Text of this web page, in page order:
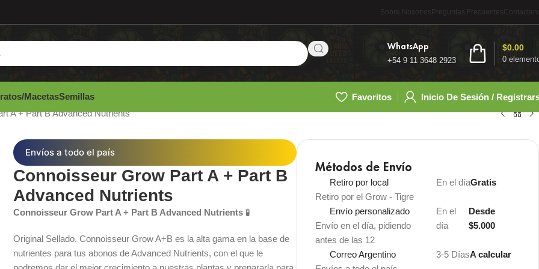
Sobre Nosotros Preguntas Frecuentes
WhatsApp
+54 9 11 3648 2923 0
$0.00
MacetasSemillas Favoritos
Inicio De Sesión /
A + Part B Advanced Nutrients
Envíos a todo el país
Connoisseur Grow Part A + Part B
Advanced Nutrients
Connoisseur Grow Part A + Part B Advanced Nutrients 🧪
Original Sellado. Connoisseur Grow A+B es la alta gama en la base de
nutrientes para tus abonos de Advanced Nutrients, con el que le
Métodos de Envío
Retiro por local
Retiro por el Grow - Tigre
En el díaGratis
Envío personalizado
Envío en el día, pidiendo
antes de las 12
En el
día
Desde
$5.000
Correo Argentino
3-5 DíasA calcular